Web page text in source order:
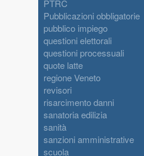
PTRC
Pubblicazioni obbligatorie
pubblico impiego
questioni elettorali
questioni processuali
quote latte
regione Veneto
revisori
risarcimento danni
sanatoria edilizia
sanità
sanzioni amministrative
scuola